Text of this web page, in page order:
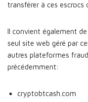
transférer à ces escrocs
Il convient également
seul site web géré par
autres plateformes
précédemment:
cryptobtcash.com